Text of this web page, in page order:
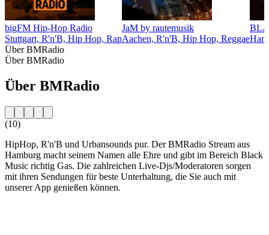
bigFM Hip-Hop Radio
Stuttgart, R'n'B, Hip Hop, Rap
JaM by rautemusik
Aachen, R'n'B, Hip Hop, Reggae
Über BMRadio
Über BMRadio
Über BMRadio
(10)
HipHop, R'n'B und Urbansounds pur. Der BMRadio Stream aus
Hamburg macht seinem Namen alle Ehre und gibt im Bereich Black
Music richtig Gas. Die zahlreichen Live-Djs/Moderatoren sorgen
mit ihren Sendungen für beste Unterhaltung, die Sie auch mit
unserer App genießen können.